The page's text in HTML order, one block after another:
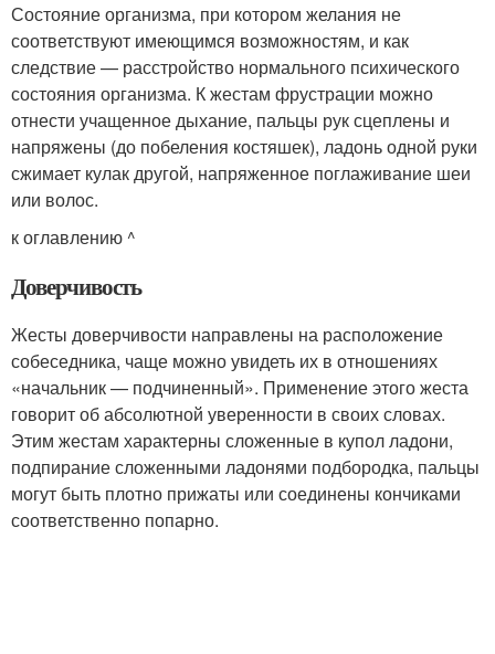
Состояние организма, при котором желания не
соответствуют имеющимся возможностям, и как
следствие — расстройство нормального психического
состояния организма. К жестам фрустрации можно
отнести учащенное дыхание, пальцы рук сцеплены и
напряжены (до побеления костяшек), ладонь одной руки
сжимает кулак другой, напряженное поглаживание шеи
или волос.
к оглавлению ^
Доверчивость
Жесты доверчивости направлены на расположение
собеседника, чаще можно увидеть их в отношениях
«начальник — подчиненный». Применение этого жеста
говорит об абсолютной уверенности в своих словах.
Этим жестам характерны сложенные в купол ладони,
подпирание сложенными ладонями подбородка, пальцы
могут быть плотно прижаты или соединены кончиками
соответственно попарно.